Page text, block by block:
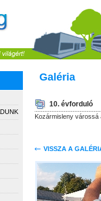
Galéria
10. évforduló
Kozármisleny várossá
VISSZA A